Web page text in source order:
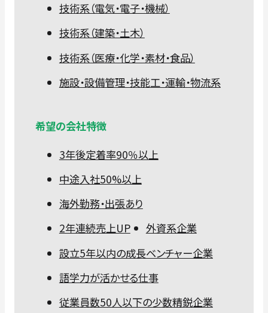
技術系（電気・電子・機械）
技術系（建築・土木）
技術系（医療・化学・素材・食品）
施設・設備管理・技能工・運輸・物流系
希望の会社特徴
3年後定着率90％以上
中途入社50%以上
海外勤務・出張あり
2年連続売上UP
外資系企業
設立5年以内の成長ベンチャー企業
語学力が活かせる仕事
従業員数50人以下の少数精鋭企業